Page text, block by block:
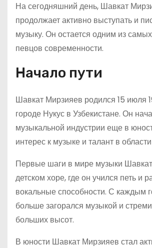
На сегодняшний день, Шавкат
продолжает активно выступать и
музыку. Он остается одним из
певцов современности.
Начало пути
Шавкат Мирзияев родился 15 июля
городе Нукус в Узбекистане. Он
музыкальной индустрии еще в
интерес к музыке и талант в
Первые шаги в мире музыки
детском хоре, где он учился петь и
вокальные способности. С каждым
больше загорался музыкой и
больших высот.
В юности Шавкат Мирзияев стал